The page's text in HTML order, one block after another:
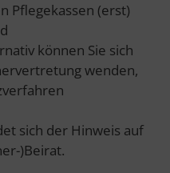
Pflegekassen (erst)
können Sie sich
wenden,
sich der Hinweis auf
)Beirat.